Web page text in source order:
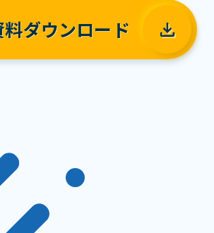
料ダウンロード